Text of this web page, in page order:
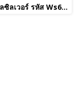
ถ้วยรางวัลซิลเวอร์ รหัส Ws6232